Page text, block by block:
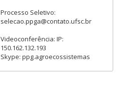
Processo Seletivo:
selecao.ppga@contato.ufsc.br
Videoconferência: IP:
150.162.132.193
Skype: ppg.agroecossistemas